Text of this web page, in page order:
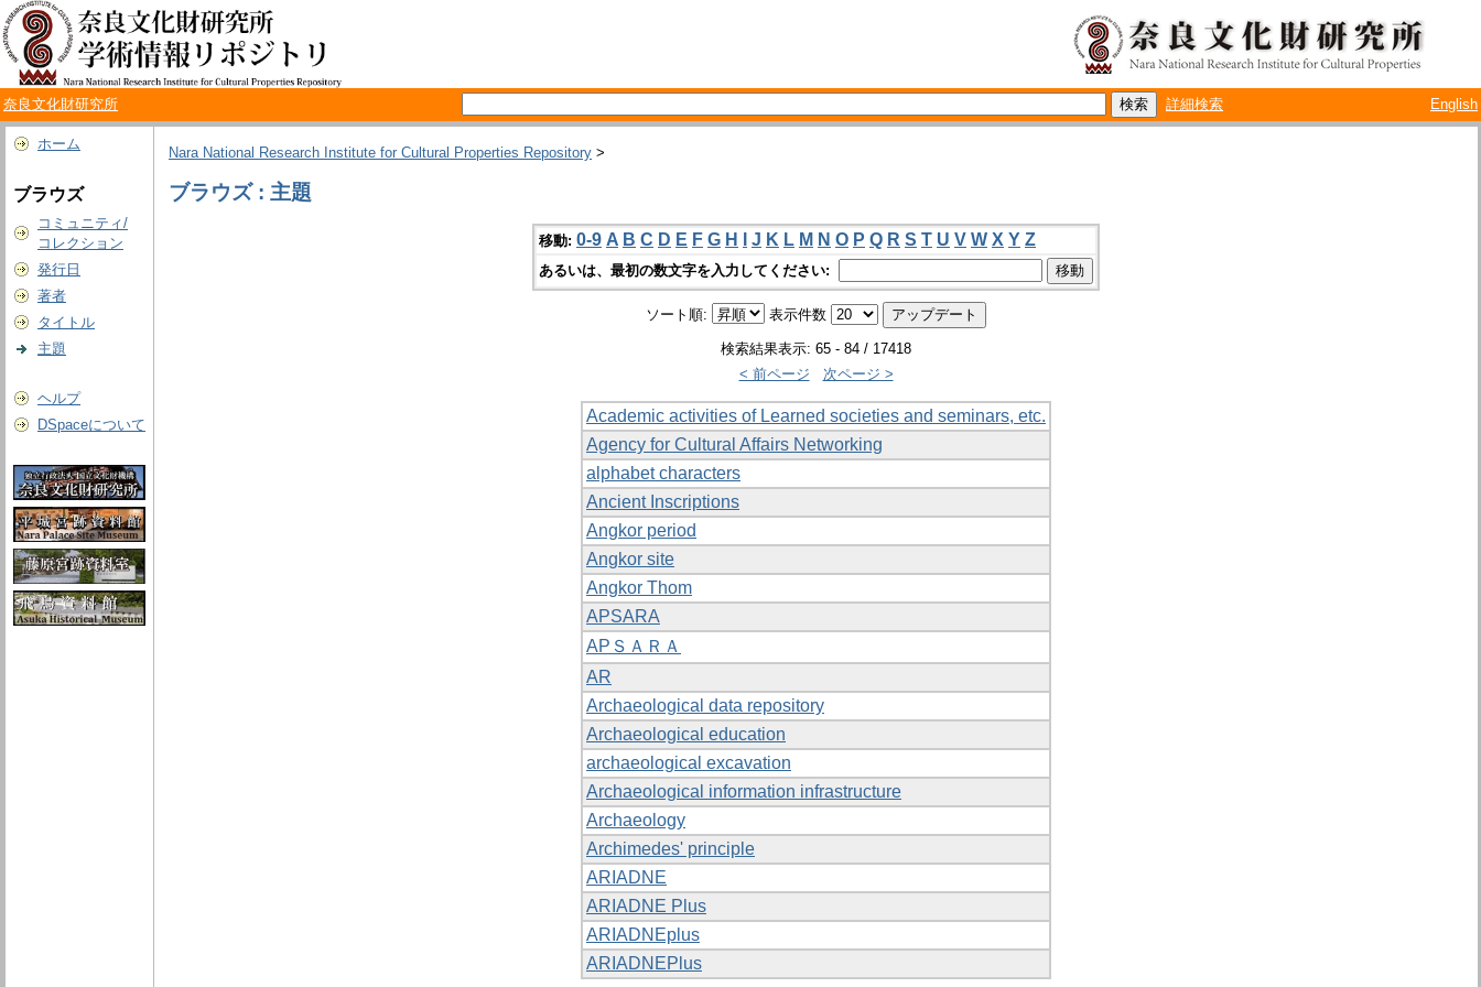
奈良文化財研究所 詳細検索 English
ホーム
ブラウズ
コミュニティ/
コレクション
発行日
著者
タイトル
主題
ヘルプ
DSpaceについて
Nara National Research Institute for Cultural Properties Repository >
ブラウズ : 主題
移動: 0-9 A B C D E F G H J K L M N O P Q R S T U V W X Y Z
あるいは、最初の数文字を入力してください:
ソート順: 表示件数
検索結果表示: 65 - 84 / 17418
< 前ページ
次ページ >
Academic activities of Learned societies and seminars, etc.
Agency for Cultural Affairs Networking
alphabet characters
Ancient Inscriptions
Angkor period
Angkor site
Angkor Thom
APSARA
APＳＡＲＡ
AR
Archaeological data repository
Archaeological education
archaeological excavation
Archaeological information infrastructure
Archaeology
Archimedes' principle
ARIADNE
ARIADNE Plus
ARIADNEplus
ARIADNEPlus